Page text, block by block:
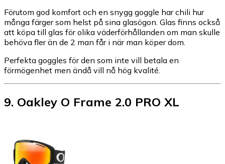
Förutom god komfort och en snygg goggle har chili hur
många färger som helst på sina glasögon. Glas finns också
att köpa till glas för olika väderförhållanden om man skulle
behöva fler än de 2 man får i när man köper dom.
Perfekta goggles för den som inte vill betala en
förmögenhet men ändå vill nå hög kvalité.
9. Oakley O Frame 2.0 PRO XL